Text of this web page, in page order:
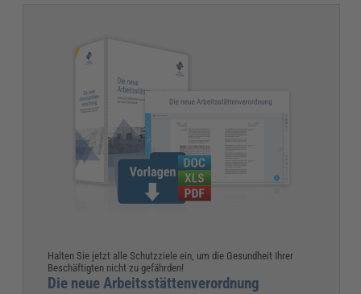
Halten Sie jetzt alle Schutzziele ein, um die Gesundheit Ihrer
Beschäftigten nicht zu gefährden!
Die neue Arbeitsstättenverordnung